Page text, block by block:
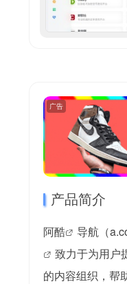
广告
产品简介
阿酷 导航（
致力于为用户
的内容组织，帮